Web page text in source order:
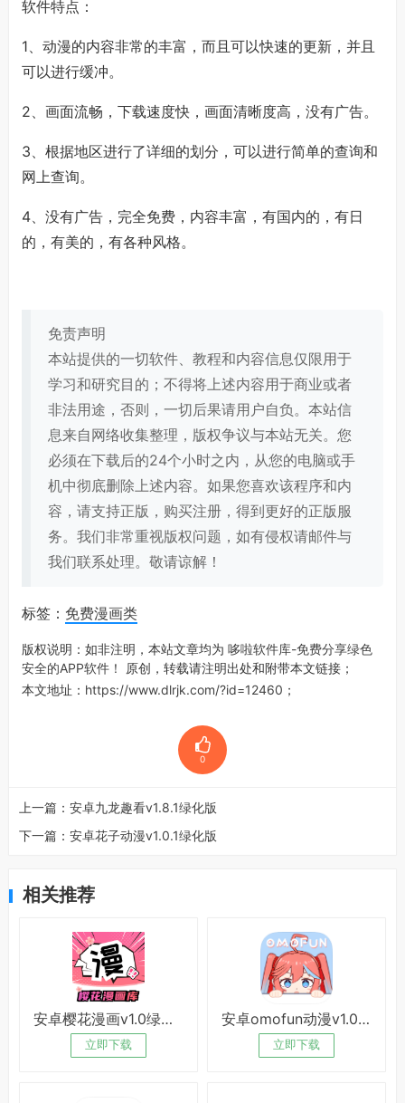
软件特点：
1、动漫的内容非常的丰富，而且可以快速的更新，并且
可以进行缓冲。
2、画面流畅，下载速度快，画面清晰度高，没有广告。
3、根据地区进行了详细的划分，可以进行简单的查询和
网上查询。
4、没有广告，完全免费，内容丰富，有国内的，有日
的，有美的，有各种风格。
免责声明
本站提供的一切软件、教程和内容信息仅限用于
学习和研究目的；不得将上述内容用于商业或者
非法用途，否则，一切后果请用户自负。本站信
息来自网络收集整理，版权争议与本站无关。您
必须在下载后的24个小时之内，从您的电脑或手
机中彻底删除上述内容。如果您喜欢该程序和内
容，请支持正版，购买注册，得到更好的正版服
务。我们非常重视版权问题，如有侵权请邮件与
我们联系处理。敬请谅解！
标签： 免费漫画类
版权说明：如非注明，本站文章均为哆啦软件库-免费分享绿色
安全的APP软件！
原创，转载请注明出处和附带本文链接；
本文地址： https://www.dlrjk.com/?id=12460 ；
0
上一篇： 安卓九龙趣看v1.8.1绿化版
下一篇： 安卓花子动漫v1.0.1绿化版
相关推荐
安卓樱花漫画v1.0绿化版
立即下载
安卓omofun动漫v1.0.51绿化版
立即下载